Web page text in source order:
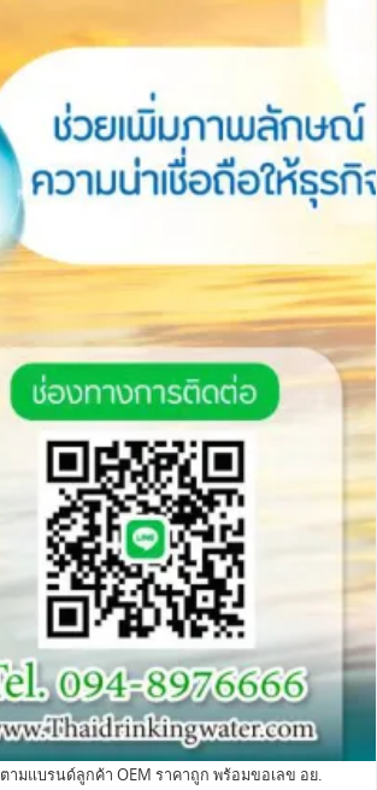
ตามแบรนด์ลูกค้า OEM ราคาถูก พร้อมขอเลข อย.